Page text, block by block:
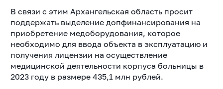
В связи с этим Архангельская область просит
поддержать выделение допфинансирования на
приобретение медоборудования, которое
необходимо для ввода объекта в эксплуатацию и
получения лицензии на осуществление
медицинской деятельности корпуса больницы в
2023 году в размере 435,1 млн рублей.